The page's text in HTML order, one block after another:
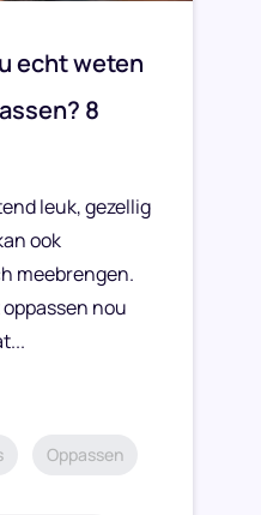
echt weten
8
leuk, gezellig
ook
meebrengen.
nou
Oppassen